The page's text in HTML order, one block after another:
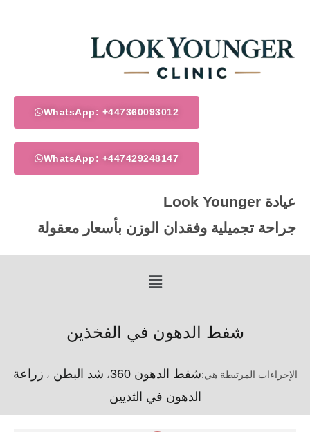
المحتوى
WhatsApp: +447360093012
WhatsApp: +447429248147
عيادة Look Younger
جراحة تجميلية وفقدان الوزن بأسعار معقولة
Menu
شفط الدهون في الفخذين
الإجراءات المرتبطة هي:شفط الدهون 360 ، شد البطن ، زراعة
الدهون في الثديين